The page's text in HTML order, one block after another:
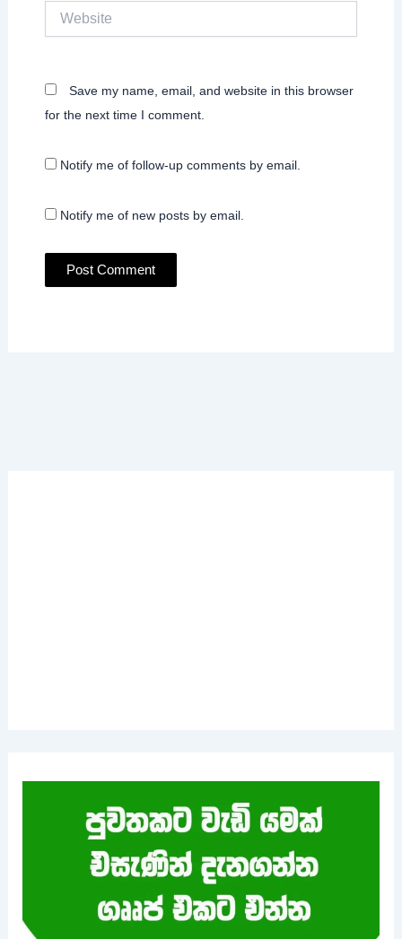
Save my name, email, and website in this browser
for the next time I comment.
Notify me of follow-up comments by email.
Notify me of new posts by email.